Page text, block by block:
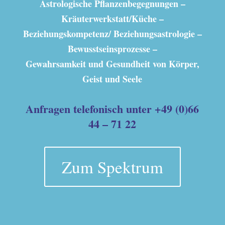
Astrologische Pflanzenbegegnungen –
Kräuterwerkstatt/Küche –
Beziehungskompetenz/ Beziehungsastrologie –
Bewusstseinsprozesse –
Gewahrsamkeit und Gesundheit von Körper,
Geist und Seele
Anfragen telefonisch unter +49 (0)66
44 – 71 22
Zum Spektrum